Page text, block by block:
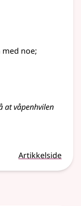
med noe;
at våpenhvilen
Artikkelside